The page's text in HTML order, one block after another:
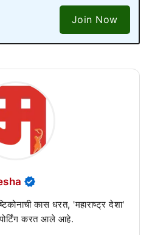
Join Now
कास धरत, 'महाराष्ट्र देशा'
करत आले आहे.